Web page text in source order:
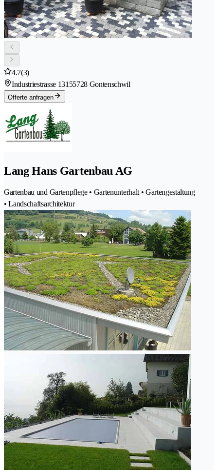
4.7(3)
Industriestrasse 13155728 Gontenschwil
Offerte anfragen
Lang Hans Gartenbau AG
Gartenbau und Gartenpflege • Gartenunterhalt • Gartengestaltung
• Landschaftsarchitektur